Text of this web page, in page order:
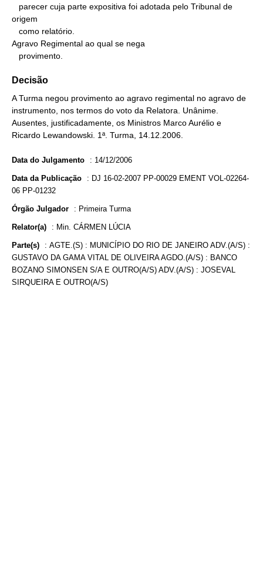
origem
Agravo Regimental ao qual se nega
   provimento.
Decisão
A Turma negou provimento ao agravo regimental no agravo de
instrumento, nos termos do voto da Relatora. Unânime.
Ausentes, justificadamente, os Ministros Marco Aurélio e
Ricardo Lewandowski. 1ª. Turma, 14.12.2006.
Data do Julgamento : 14/12/2006
Data da Publicação : DJ 16-02-2007 PP-00029 EMENT VOL-02264-
06 PP-01232
Órgão Julgador : Primeira Turma
Relator(a) : Min. CÁRMEN LÚCIA
Parte(s) : AGTE.(S) : MUNICÍPIO DO RIO DE JANEIRO ADV.(A/S) :
GUSTAVO DA GAMA VITAL DE OLIVEIRA AGDO.(A/S) : BANCO
BOZANO SIMONSEN S/A E OUTRO(A/S) ADV.(A/S) : JOSEVAL
SIRQUEIRA E OUTRO(A/S)